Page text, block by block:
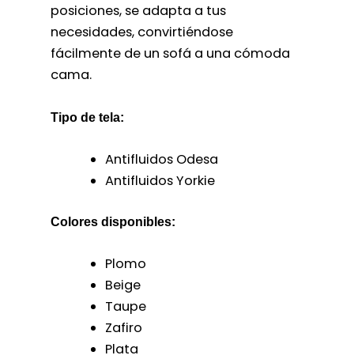
posiciones, se adapta a tus
necesidades, convirtiéndose
fácilmente de un sofá a una cómoda
cama.
Tipo de tela:
Antifluidos Odesa
Antifluidos Yorkie
Colores disponibles:
Plomo
Beige
Taupe
Zafiro
Plata